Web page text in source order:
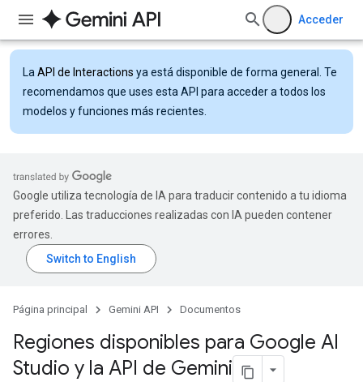
Acceder
La API de Interactions ya está disponible de forma general. Te
recomendamos que uses esta API para acceder a todos los
modelos y funciones más recientes.
Google utiliza tecnología de IA para traducir contenido a tu idioma
preferido. Las traducciones realizadas con IA pueden contener
errores.
Página principal Gemini API Documentos
Regiones disponibles para Google AI
Studio y la API de Gemini